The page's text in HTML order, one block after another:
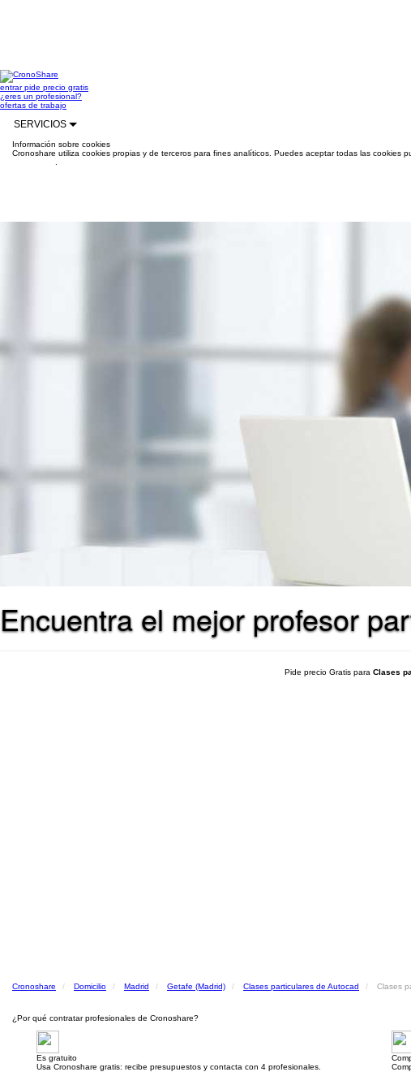
entrarpide precio gratis
¿eres un profesional?
ofertas de trabajo
SERVICIOS
Información sobre cookies
Cronoshare utiliza cookies propias y de terceros para fines analíticos. Puedes aceptar todas las cookies
Encuentra el mejor profesor
Pide precio Gratis para Clases
Cronoshare Domicilio Madrid Getafe (Madrid) Clases particulares de Autocad Clases
¿Por qué contratar profesionales de Cronoshare?
Es gratuito
Usa Cronoshare gratis: recibe presupuestos y contacta con 4 profesionales.